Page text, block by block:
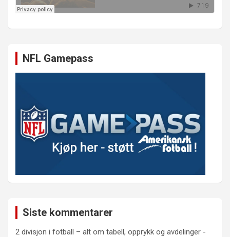
NFL Gamepass
Siste kommentarer
2 divisjon i fotball – alt om tabell, opprykk og avdelinger -